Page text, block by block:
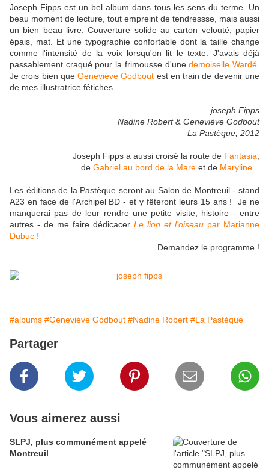
Joseph Fipps est un bel album dans tous les sens du terme. Un
beau moment de lecture, tout empreint de tendressse, mais aussi
un bien beau livre. Couverture solide au carton velouté, papier
épais, mat. Et une typographie confortable dont la taille change
comme l'intensité de la voix lorsqu'on lit le texte. J'avais déjà
passablement craqué pour la frimousse d'unedemoiselle Wardé
Je crois bien queGeneviève Godbout est en train de devenir une
de mes illustratrice fétiches...
joseph Fipps
Nadine Robert & Geneviève Godbout
La Pastèque, 2012
Joseph Fipps a aussi croisé la route de Fantasia
de Gabriel au bord de la Mare et de Maryline
Les éditions de la Pastèque seront au Salon de Montreuil - stand
A23 en face de l'Archipel BD - et y fêteront leurs 15 ans ! Je ne
manquerai pas de leur rendre une petite visite, histoire - entre
autres - de me faire dédicacer Le lion et l'oiseau par Marianne
Dubuc !
Demandez le programme !
#albums #Geneviève Godbout #Nadine Robert #La Pastèque
Partager
Vous aimerez aussi
SLPJ, plus communément appelé
Montreuil